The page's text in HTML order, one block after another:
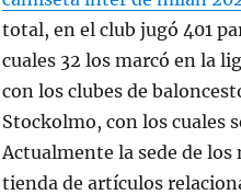
total, en el club jugó 401
cuales 32 los marcó en la
con los clubes de
Stockolmo, con los cuales
Actualmente la sede de
tienda de artículos